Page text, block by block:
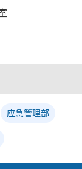
应急管理部